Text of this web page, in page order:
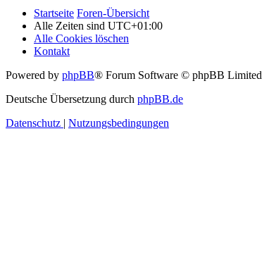
Startseite Foren-Übersicht
Alle Zeiten sind UTC+01:00
Alle Cookies löschen
Kontakt
Powered by phpBB® Forum Software © phpBB Limited
Deutsche Übersetzung durch phpBB.de
Datenschutz | Nutzungsbedingungen